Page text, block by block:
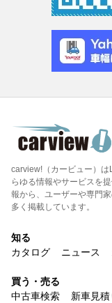
carview!（カービュー）
らゆる情報やサービスを
報から、ユーザーや専門
多く掲載しています。
知る
カタログ
ニュース
買う・売る
中古車検索
新車見積